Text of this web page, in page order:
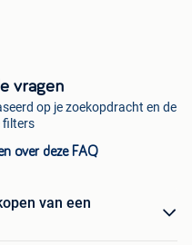
vragen
op je zoekopdracht en de
filters
over deze FAQ
van een